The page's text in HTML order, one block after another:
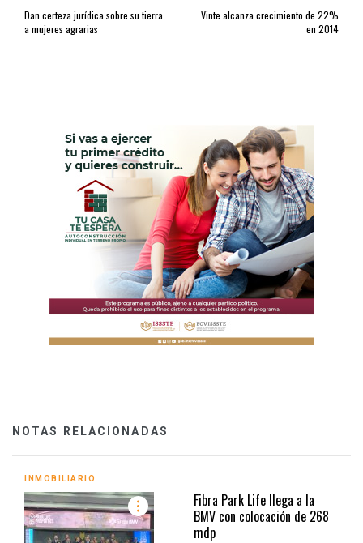
Dan certeza jurídica sobre su tierra
a mujeres agrarias
Vinte alcanza crecimiento de 22%
en 2014
NOTAS RELACIONADAS
INMOBILIARIO
Fibra Park Life llega a la
BMV con colocación de 268
mdp